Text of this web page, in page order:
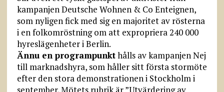
kampanjen Deutsche Wohnen & Co Enteignen,
som nyligen fick med sig en majoritet av rösterna
i en folkomröstning om att expropriera 240 000
hyreslägenheter i Berlin.
Ännu en programpunkthålls av kampanjen Nej
till marknadshyra, som håller sitt första stormöte
efter den stora demonstrationen i Stockholm i